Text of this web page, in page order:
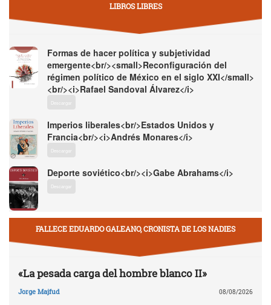
LIBROS LIBRES
Formas de hacer política y subjetividad
emergente<br/><small>Reconfiguración del
régimen político de México en el siglo XXI</small>
<br/><i>Rafael Sandoval Álvarez</i>
Descargar
Imperios liberales<br/>Estados Unidos y
Francia<br/><i>Andrés Monares</i>
Descargar
Deporte soviético<br/><i>Gabe Abrahams</i>
Descargar
FALLECE EDUARDO GALEANO, CRONISTA DE LOS NADIES
«La pesada carga del hombre blanco II»
Jorge Majfud 08/08/2026